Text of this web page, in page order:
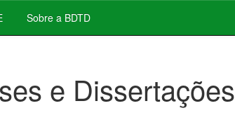
Sobre a BDTD
e Dissertações